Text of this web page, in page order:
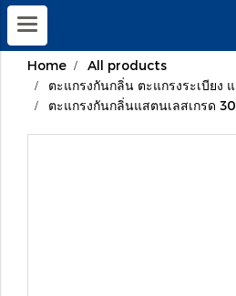
Home
All products
ตะแกรงกันกลิ่น ตะแกรงระเบียง
ตะแกรงกันกลิ่นแสตนเลสเกรด